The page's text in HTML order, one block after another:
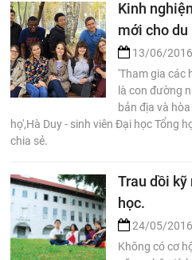
Kinh
mới cho du
13/06/2016
'Tham gia các
là con đường
bản địa và
họ',Hà Duy - sinh viên Đại học Tổng
chia sẻ.
Trau dồi kỹ
học.
24/05/2016
Không có cơ